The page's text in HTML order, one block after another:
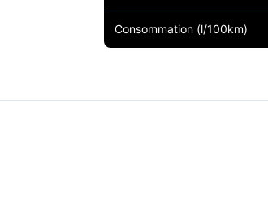
Consommation (l/100km)